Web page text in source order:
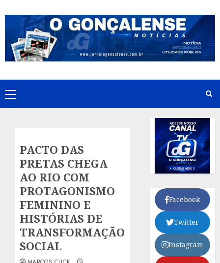
to
content
Primary
Menu
PACTO DAS
PRETAS CHEGA
AO RIO COM
PROTAGONISMO
FEMININO E
HISTÓRIAS DE
TRANSFORMAÇÃO
SOCIAL
Facebook
Twitter
Instagram